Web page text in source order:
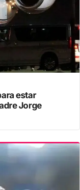
estar
Jorge